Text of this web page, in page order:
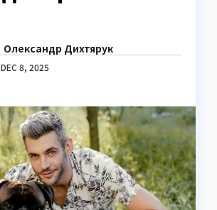
Олександр Дихтярук
DEC 8, 2025